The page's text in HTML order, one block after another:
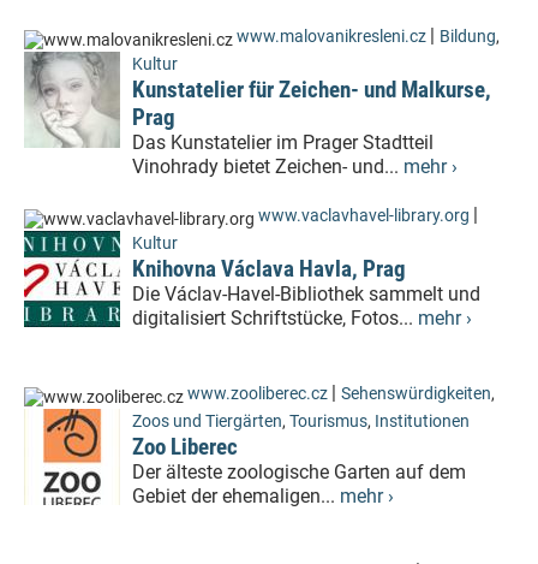
www.malovanikresleni.cz | Bildung,
Kultur
Kunstatelier für Zeichen- und Malkurse,
Prag
Das Kunstatelier im Prager Stadtteil
Vinohrady bietet Zeichen- und... mehr ›
www.vaclavhavel-library.org |
Kultur
Knihovna Václava Havla, Prag
Die Václav-Havel-Bibliothek sammelt und
digitalisiert Schriftstücke, Fotos... mehr ›
www.zooliberec.cz | Sehenswürdigkeiten,
Zoos und Tiergärten, Tourismus, Institutionen
Zoo Liberec
Der älteste zoologische Garten auf dem
Gebiet der ehemaligen... mehr ›